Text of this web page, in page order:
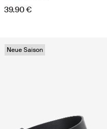
39.90 €
Neue Saison